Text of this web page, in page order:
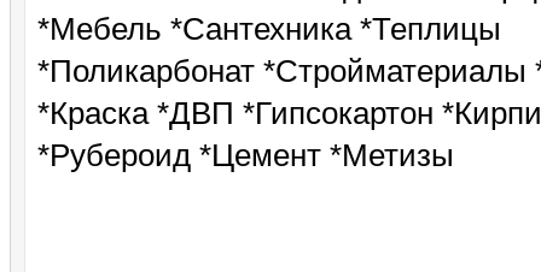
*Мебель *Сантехника *Теплицы
*Поликарбонат *Стройматериалы
*Краска *ДВП *Гипсокартон
*Рубероид *Цемент *Метизы